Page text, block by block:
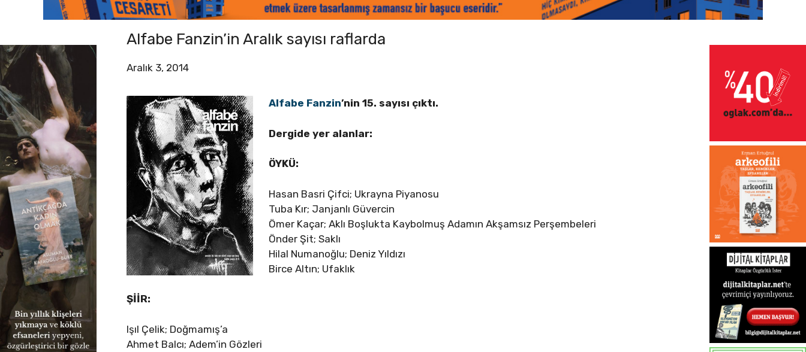
Alfabe Fanzin’in Aralık sayısı raflarda
Aralık 3, 2014
Alfabe Fanzin’nin 15. sayısı çıktı.
Dergide yer alanlar:
ÖYKÜ:
Hasan Basri Çifci; Ukrayna Piyanosu
Tuba Kır; Janjanlı Güvercin
Ömer Kaçar; Aklı Boşlukta Kaybolmuş Adamın Akşamsız Perşembeleri
Önder Şit; Saklı
Hilal Numanoğlu; Deniz Yıldızı
Birce Altın; Ufaklık
ŞİİR:
Işıl Çelik; Doğmamış’a
Ahmet Balcı; Adem’in Gözleri